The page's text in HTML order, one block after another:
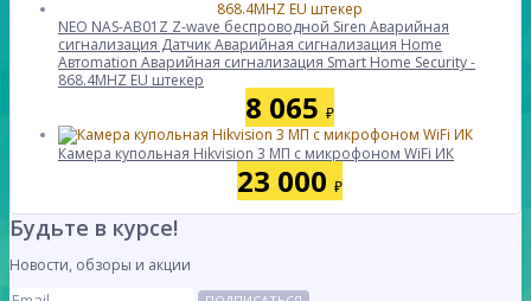
NEO NAS-AB01Z Z-wave беспроводной Siren Аварийная
сигнализация Датчик Аварийная сигнализация Home
Автоmation Аварийная сигнализация Smart Home Security -
868.4MHZ EU штекер
8 065 ₽
Камера купольная Hikvision 3 МП с микрофоном WiFi ИК
23 000 ₽
Будьте в курсе!
Новости, обзоры и акции